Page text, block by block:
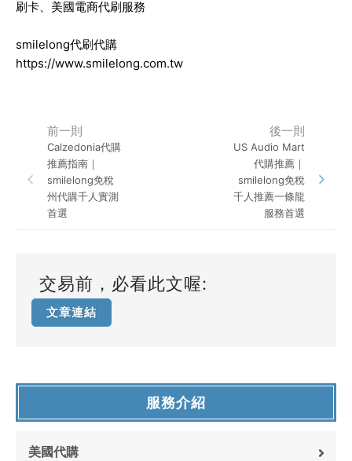
刷卡、美國電商代刷服務
smilelong代刷代購
https://www.smilelong.com.tw
前一則
Calzedonia代購
推薦指南｜
smilelong免稅
州代購千人實測
首選
後一則
US Audio Mart
代購推薦｜
smilelong免稅
千人推薦一條龍
服務首選
交易前，必看此文喔:
文章連結
服務介紹
美國代購